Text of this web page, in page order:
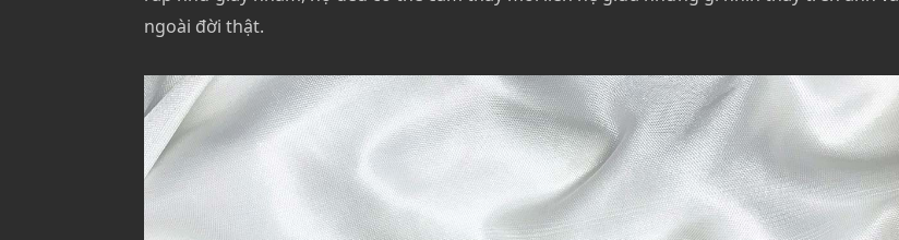
ngoài đời thật.